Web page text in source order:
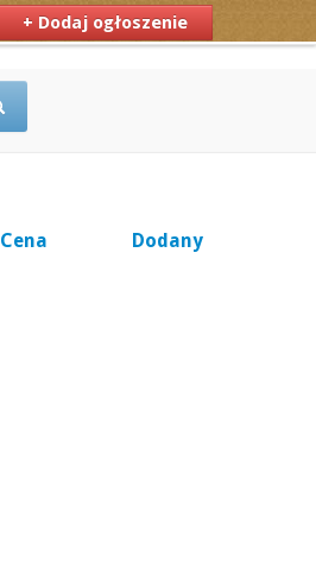
+ Dodaj ogłoszenie
Cena Dodany